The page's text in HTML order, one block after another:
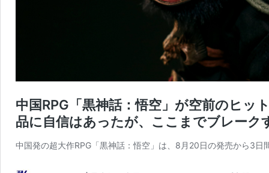
中国RPG「黒神話：悟空」が空前のヒ
品に自信はあったが、ここまでブレーク
中国発の超大作RPG「黒神話：悟空」は、8月20日の発売から3